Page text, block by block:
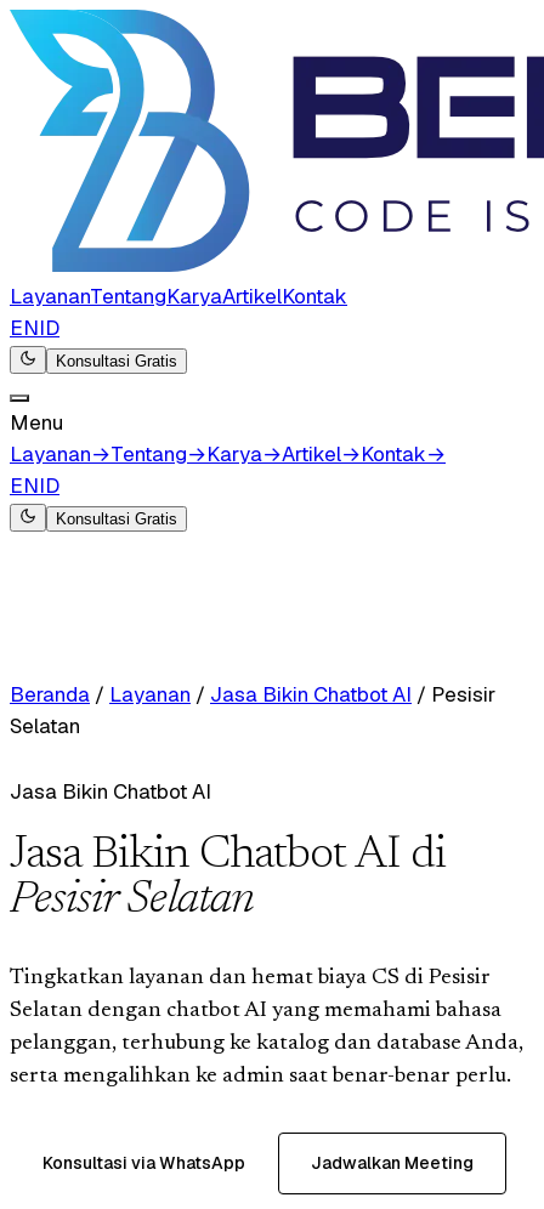
LayananTentangKaryaArtikelKontak
ENID
Konsultasi Gratis
Menu
Layanan→Tentang→Karya→Artikel→Kontak→
ENID
Konsultasi Gratis
Beranda / Layanan / Jasa Bikin Chatbot AI / Pesisir
Selatan
Jasa Bikin Chatbot AI
Jasa Bikin Chatbot AI di
Pesisir Selatan
Tingkatkan layanan dan hemat biaya CS di Pesisir
Selatan dengan chatbot AI yang memahami bahasa
pelanggan, terhubung ke katalog dan database Anda,
serta mengalihkan ke admin saat benar-benar perlu.
Konsultasi via WhatsApp Jadwalkan Meeting